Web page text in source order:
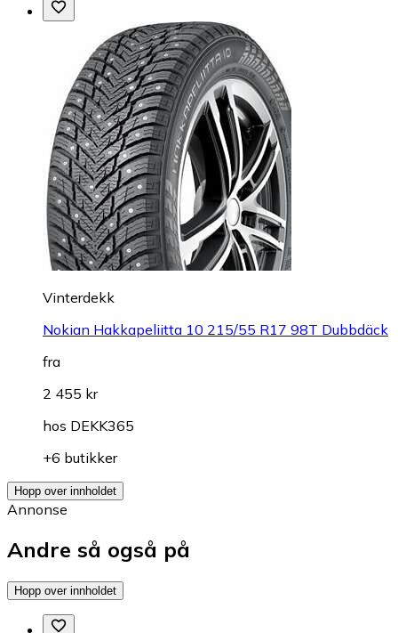
Vinterdekk
Nokian Hakkapeliitta 10 215/55 R17 98T Dubbdäck
fra
2 455 kr
hos DEKK365
+6 butikker
Hopp over innholdet
Annonse
Andre så også på
Hopp over innholdet